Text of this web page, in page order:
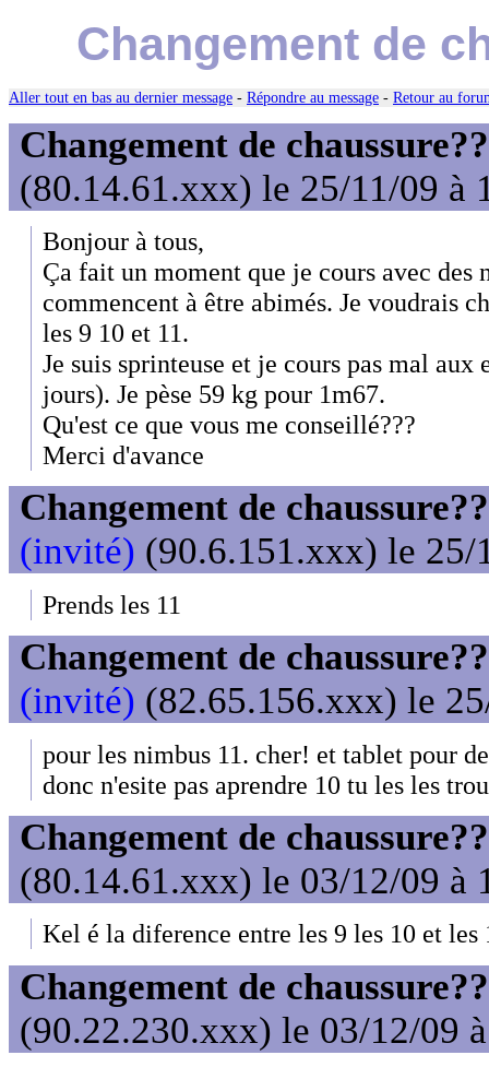
Changement de
Aller tout en bas au dernier message - Répondre au message - Retour au
Changement de
(80.14.61.xxx) le 25/11/09 à
Bonjour à tous,
Ça fait un moment que je cours avec des
commencent à être abimés. Je voudrais
les 9 10 et 11.
Je suis sprinteuse et je cours pas mal aux
jours). Je pèse 59 kg pour 1m67.
Qu'est ce que vous me conseillé???
Merci d'avance
Changement de
(invité) (90.6.151.xxx) le 25/
Prends les 11
Changement de
(invité) (82.65.156.xxx) le
pour les nimbus 11. cher! et tablet pour
donc n'esite pas aprendre 10 tu les les
Changement de
(80.14.61.xxx) le 03/12/09 à
Kel é la diference entre les 9 les 10 et les
Changement de
(90.22.230.xxx) le 03/12/09